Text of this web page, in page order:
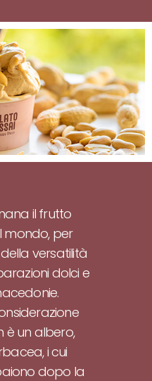
il frutto
mondo, per
versatilità
dolci e
è un albero,
i cui
dopo la